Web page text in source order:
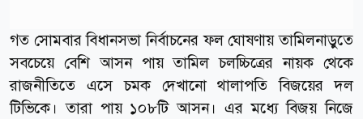
গত সোমবার বিধানসভা নির্বাচনের ফল ঘোষণায় তামিলনাড়ুতে
সবচেয়ে বেশি আসন পায় তামিল চলচ্চিত্রের নায়ক থেকে
রাজনীতিতে এসে চমক দেখানো থালাপতি বিজয়ের দল
টিভিকে। তারা পায় ১০৮টি আসন। এর মধ্যে বিজয় নিজে